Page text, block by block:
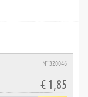
N° 320046
€ 1,85